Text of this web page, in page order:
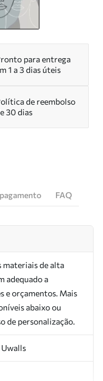
para entrega
1 a 3 dias úteis
de reembolso
30 dias
FAQ
materiais de alta
adequado a
e orçamentos. Mais
abaixo ou
de personalização.
Uwalls